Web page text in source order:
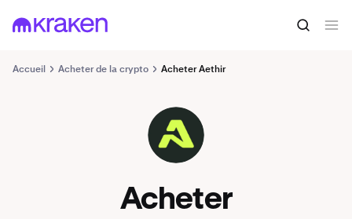
Accueil Acheter de la crypto Acheter Aethir
ATH
Acheter